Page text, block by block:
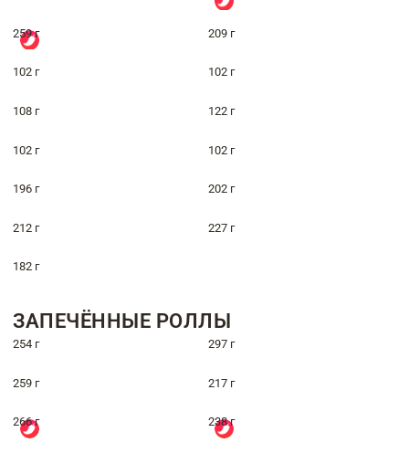
259 г 209 г
102 г 102 г
108 г 122 г
102 г 102 г
196 г 202 г
212 г 227 г
182 г
ЗАПЕЧЁННЫЕ РОЛЛЫ
254 г 297 г
259 г 217 г
266 г 238 г